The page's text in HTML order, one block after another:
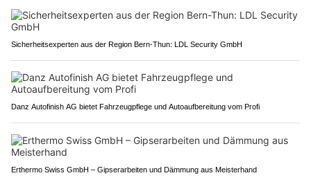
Sicherheitsexperten aus der Region Bern-Thun: LDL Security GmbH
Danz Autofinish AG bietet Fahrzeugpflege und Autoaufbereitung vom Profi
Erthermo Swiss GmbH – Gipserarbeiten und Dämmung aus Meisterhand